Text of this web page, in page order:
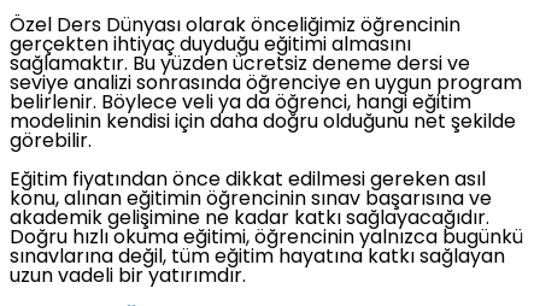
Özel Ders Dünyası olarak önceliğimiz öğrencinin
gerçekten ihtiyaç duyduğu eğitimi almasını
sağlamaktır. Bu yüzden ücretsiz deneme dersi ve
seviye analizi sonrasında öğrenciye en uygun program
belirlenir. Böylece veli ya da öğrenci, hangi eğitim
modelinin kendisi için daha doğru olduğunu net şekilde
görebilir.
Eğitim fiyatından önce dikkat edilmesi gereken asıl
konu, alınan eğitimin öğrencinin sınav başarısına ve
akademik gelişimine ne kadar katkı sağlayacağıdır.
Doğru hızlı okuma eğitimi, öğrencinin yalnızca bugünkü
sınavlarına değil, tüm eğitim hayatına katkı sağlayan
uzun vadeli bir yatırımdır.